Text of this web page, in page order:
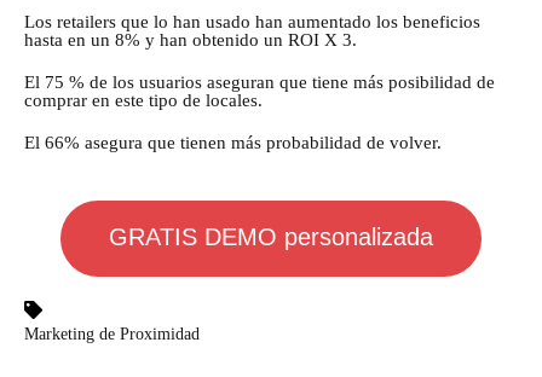
Los retailers que lo han usado han aumentado los beneficios
hasta en un 8% y han obtenido un ROI X 3.
El 75 % de los usuarios aseguran que tiene más posibilidad de
comprar en este tipo de locales.
El 66% asegura que tienen más probabilidad de volver.
GRATIS DEMO personalizada
Marketing de Proximidad